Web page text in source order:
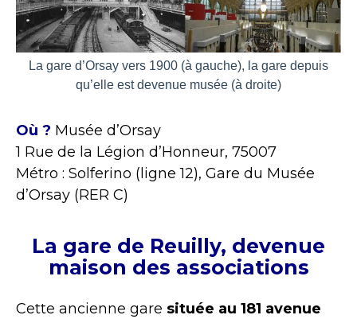
La gare d’Orsay vers 1900 (à gauche), la gare depuis
qu’elle est devenue musée (à droite)
Où ? Musée d’Orsay
1 Rue de la Légion d’Honneur, 75007
Métro : Solferino (ligne 12), Gare du Musée
d’Orsay (RER C)
La gare de Reuilly, devenue
maison des associations
Cette ancienne gare située au 181 avenue